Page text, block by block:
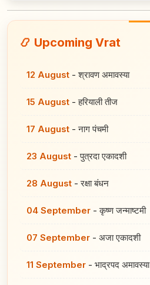
📿 Upcoming Vrat
12 August -श्रावण अमावस्या
15 August -हरियाली तीज
17 August -नाग पंचमी
23 August -पुत्रदा एकादशी
28 August -रक्षा बंधन
04 September -कृष्ण जन्माष्टमी
07 September - अजा एकादशी
11 September - भाद्रपद अमावस्या